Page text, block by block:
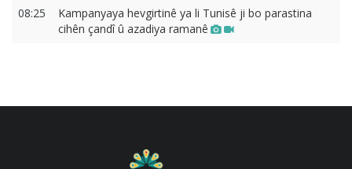
08:25
Kampanyaya hevgirtinê ya li Tunisê ji bo parastina
cihên çandî û azadiya ramanê